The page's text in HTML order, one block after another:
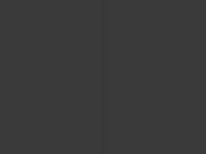
عن أحد منفذي
دييغو المروع